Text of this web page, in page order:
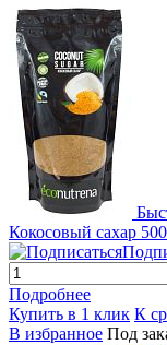
Кокосовый сахар
Подробнее
Купить в 1 клик К
В избранное Под